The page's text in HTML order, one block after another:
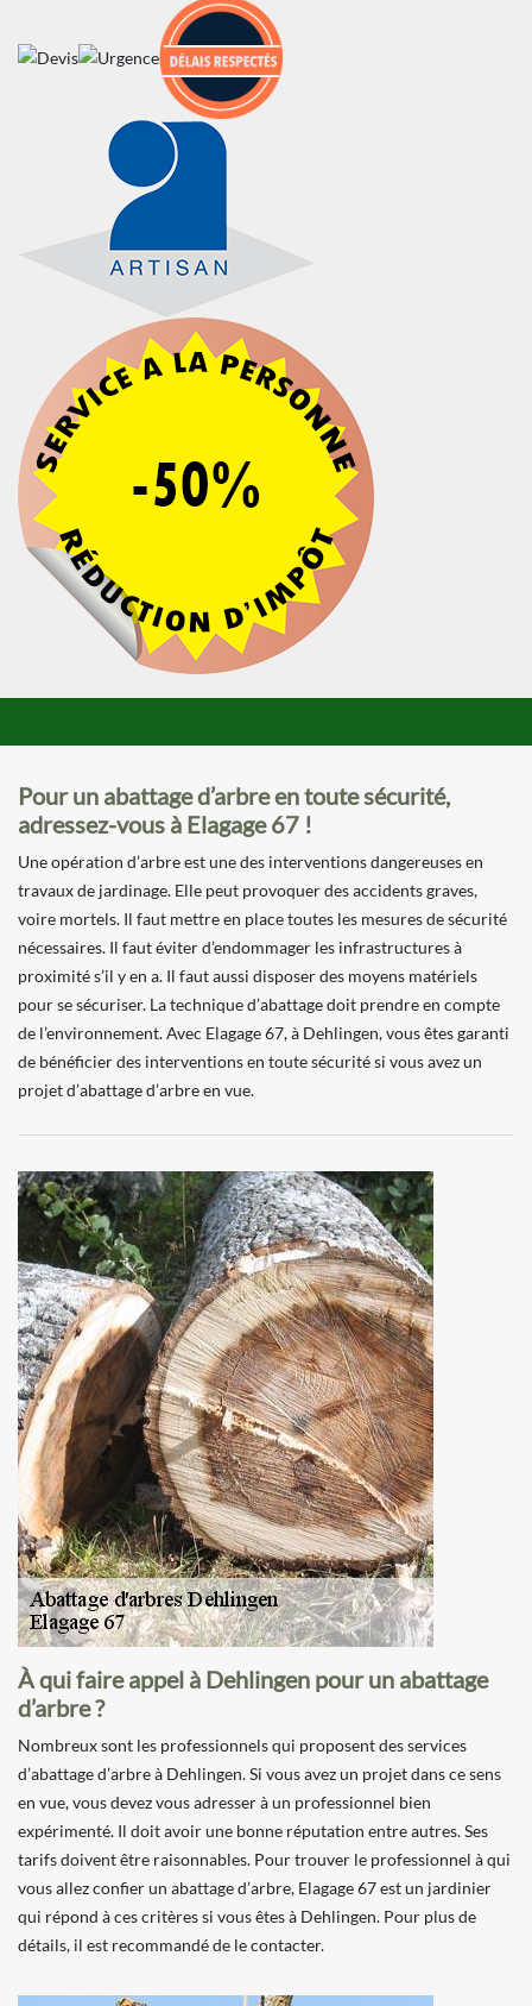
Pour un abattage d’arbre en toute sécurité,
adressez-vous à Elagage 67 !
Une opération d’arbre est une des interventions dangereuses en
travaux de jardinage. Elle peut provoquer des accidents graves,
voire mortels. Il faut mettre en place toutes les mesures de sécurité
nécessaires. Il faut éviter d’endommager les infrastructures à
proximité s’il y en a. Il faut aussi disposer des moyens matériels
pour se sécuriser. La technique d’abattage doit prendre en compte
de l’environnement. Avec Elagage 67, à Dehlingen, vous êtes garanti
de bénéficier des interventions en toute sécurité si vous avez un
projet d’abattage d’arbre en vue.
À qui faire appel à Dehlingen pour un abattage
d’arbre ?
Nombreux sont les professionnels qui proposent des services
d’abattage d’arbre à Dehlingen. Si vous avez un projet dans ce sens
en vue, vous devez vous adresser à un professionnel bien
expérimenté. Il doit avoir une bonne réputation entre autres. Ses
tarifs doivent être raisonnables. Pour trouver le professionnel à qui
vous allez confier un abattage d’arbre, Elagage 67 est un jardinier
qui répond à ces critères si vous êtes à Dehlingen. Pour plus de
détails, il est recommandé de le contacter.